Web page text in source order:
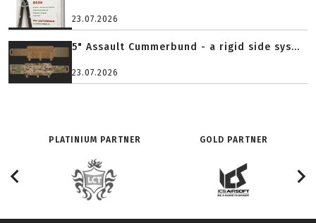
23.07.2026
5" Assault Cummerbund - a rigid side sys...
23.07.2026
PLATINIUM PARTNER GOLD PARTNER